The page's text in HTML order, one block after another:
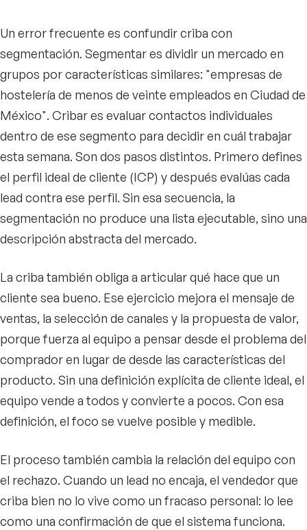
Un error frecuente es confundir criba con
segmentación. Segmentar es dividir un mercado en
grupos por características similares: "empresas de
hostelería de menos de veinte empleados en Ciudad de
México". Cribar es evaluar contactos individuales
dentro de ese segmento para decidir en cuál trabajar
esta semana. Son dos pasos distintos. Primero defines
el perfil ideal de cliente (ICP) y después evalúas cada
lead contra ese perfil. Sin esa secuencia, la
segmentación no produce una lista ejecutable, sino una
descripción abstracta del mercado.
La criba también obliga a articular qué hace que un
cliente sea bueno. Ese ejercicio mejora el mensaje de
ventas, la selección de canales y la propuesta de valor,
porque fuerza al equipo a pensar desde el problema del
comprador en lugar de desde las características del
producto. Sin una definición explícita de cliente ideal, el
equipo vende a todos y convierte a pocos. Con esa
definición, el foco se vuelve posible y medible.
El proceso también cambia la relación del equipo con
el rechazo. Cuando un lead no encaja, el vendedor que
criba bien no lo vive como un fracaso personal: lo lee
como una confirmación de que el sistema funciona.